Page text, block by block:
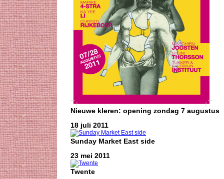
Nieuwe kleren: opening zondag 7 augustus
18 juli 2011
Sunday Market East side
23 mei 2011
Twente